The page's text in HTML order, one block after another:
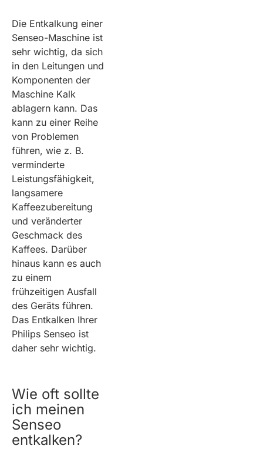
Die Entkalkung einer
Senseo-Maschine ist
sehr wichtig, da sich
in den Leitungen und
Komponenten der
Maschine Kalk
ablagern kann. Das
kann zu einer Reihe
von Problemen
führen, wie z. B.
verminderte
Leistungsfähigkeit,
langsamere
Kaffeezubereitung
und veränderter
Geschmack des
Kaffees. Darüber
hinaus kann es auch
zu einem
frühzeitigen Ausfall
des Geräts führen.
Das Entkalken Ihrer
Philips Senseo ist
daher sehr wichtig.
Wie oft sollte
ich meinen
Senseo
entkalken?